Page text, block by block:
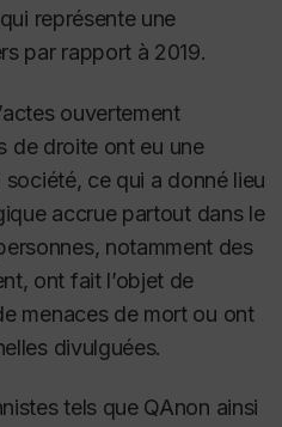
représente une
par rapport à 2019.
ouvertement
de droite ont eu une
ce qui a donné lieu
accrue partout dans le
notamment des
ont fait l’objet de
menaces de mort ou ont
divulguées.
tels que QAnon ainsi